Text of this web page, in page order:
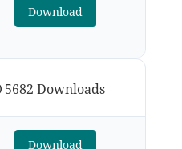
5682 Downloads
Download
Download